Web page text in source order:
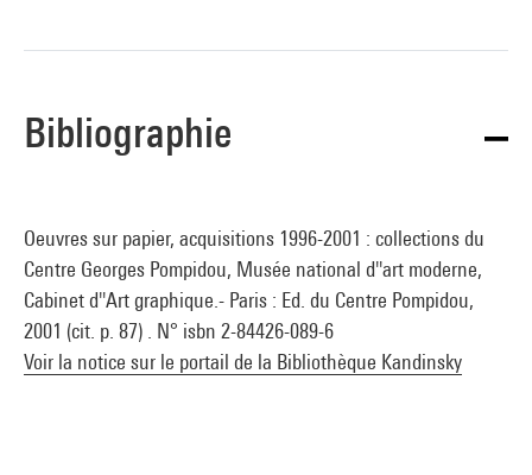
Bibliographie
Oeuvres sur papier, acquisitions 1996-2001 : collections du
Centre Georges Pompidou, Musée national d''art moderne,
Cabinet d''Art graphique.- Paris : Ed. du Centre Pompidou,
2001 (cit. p. 87) . N° isbn 2-84426-089-6
Voir la notice sur le portail de la Bibliothèque Kandinsky